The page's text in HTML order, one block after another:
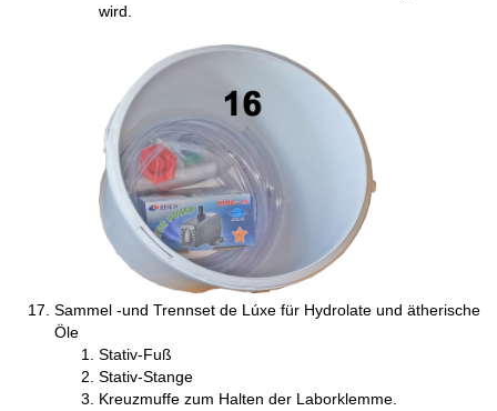
wird.
Sammel -und Trennset de Lúxe für Hydrolate und ätherische
Öle
Stativ-Fuß
Stativ-Stange
Kreuzmuffe zum Halten der Laborklemme.